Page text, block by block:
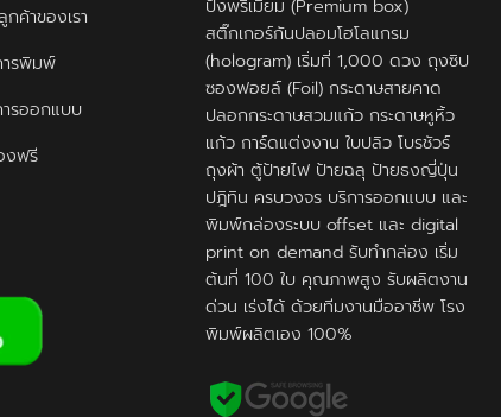
กค้าของเรา
รพิมพ์
รออกแบบ
งฟรี
ปังพรี่เมี่ยม (Premium box)
สติ๊กเกอร์กันปลอมโฮโลแกรม
(hologram) เริ่มที่ 1,000 ดวง ถุงซิป
ซองฟอยล์ (Foil) กระดาษสายคาด
ปลอกกระดาษสวมแก้ว กระดาษหูหิ้ว
แก้ว การ์ดแต่งงาน ใบปลิว โบรชัวร์
ถุงผ้า ตู้ป้ายไฟ ป้ายฉลุ ป้ายธงญี่ปุ่น
ปฎิทิน ครบวงจร บริการออกแบบ และ
พิมพ์กล่องระบบ offset และ digital
print on demand รับทำกล่อง เริ่ม
ต้นที่ 100 ใบ คุณภาพสูง รับผลิตงาน
ด่วน เร่งได้ ด้วยทีมงานมืออาชีพ โรง
พิมพ์ผลิตเอง 100%